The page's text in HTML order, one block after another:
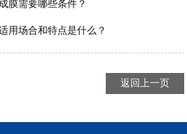
膜需要哪些条件？
用场合和特点是什么？
返回上一页